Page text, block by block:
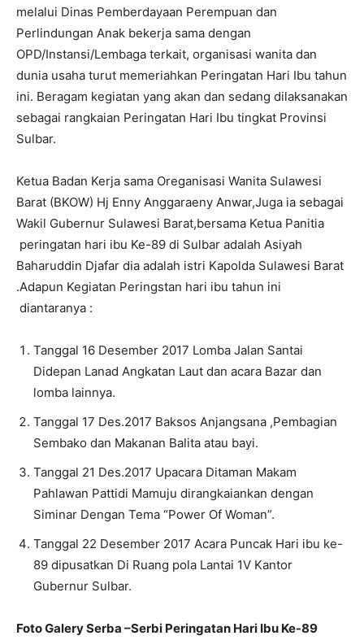
melalui Dinas Pemberdayaan Perempuan dan
Perlindungan Anak bekerja sama dengan
OPD/Instansi/Lembaga terkait, organisasi wanita dan
dunia usaha turut memeriahkan Peringatan Hari Ibu tahun
ini. Beragam kegiatan yang akan dan sedang dilaksanakan
sebagai rangkaian Peringatan Hari Ibu tingkat Provinsi
Sulbar.
Ketua Badan Kerja sama Oreganisasi Wanita Sulawesi
Barat (BKOW) Hj Enny Anggaraeny Anwar,Juga ia sebagai
Wakil Gubernur Sulawesi Barat,bersama Ketua Panitia
peringatan hari ibu Ke-89 di Sulbar adalah Asiyah
Baharuddin Djafar dia adalah istri Kapolda Sulawesi Barat
.Adapun Kegiatan Peringstan hari ibu tahun ini
diantaranya :
Tanggal 16 Desember 2017 Lomba Jalan Santai
Didepan Lanad Angkatan Laut dan acara Bazar dan
lomba lainnya.
Tanggal 17 Des.2017 Baksos Anjangsana ,Pembagian
Sembako dan Makanan Balita atau bayi.
Tanggal 21 Des.2017 Upacara Ditaman Makam
Pahlawan Pattidi Mamuju dirangkaiankan dengan
Siminar Dengan Tema “Power Of Woman”.
Tanggal 22 Desember 2017 Acara Puncak Hari ibu ke-
89 dipusatkan Di Ruang pola Lantai 1V Kantor
Gubernur Sulbar.
Foto Galery Serba –Serbi Peringatan Hari Ibu Ke-89